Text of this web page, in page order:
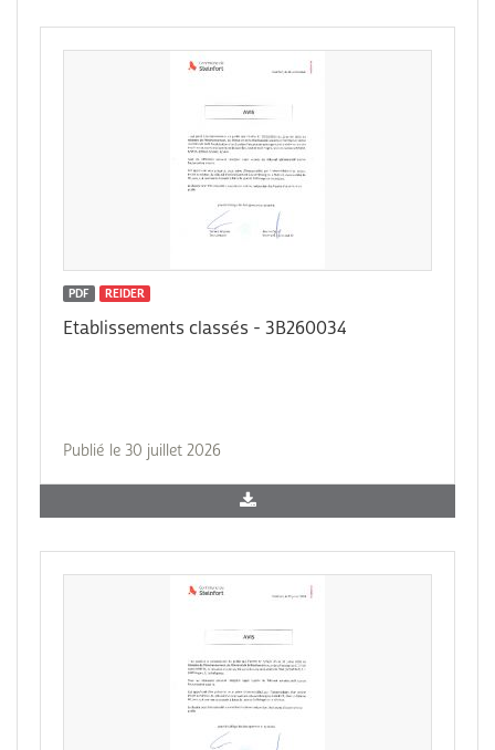
PDF REIDER
Etablissements classés - 3B260034
Publié le 30 juillet 2026